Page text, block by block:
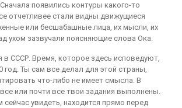
появились контуры какого-то
отчетливее стали видны движущиеся
или бесшабашные лица, их мысли, их
ухом зазвучали поясняющие слова Ока.
СССР. Время, которое здесь исповедуют,
год. Ты сам все делал для этой страны,
что-либо не имеет смысла. В
или почти все твои задания выполнены.
сейчас увидеть, находится прямо перед